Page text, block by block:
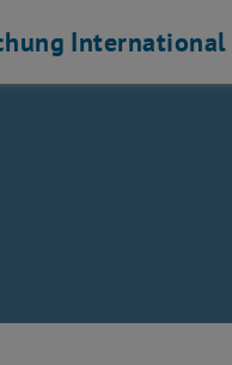
International